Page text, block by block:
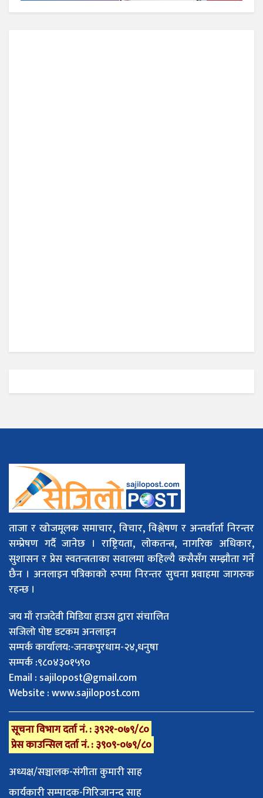
ताजा र खोजमूलक समाचार, विचार, विश्लेषण र अन्तर्वार्ता निरन्तर
सम्प्रेषण गर्दै जानेछ । राष्ट्रियता, लोकतन्त्र, नागरिक अधिकार,
सुशासन र प्रेस स्वतन्त्रताका सवालमा कहिल्यै कसैसँग सम्झौता गर्ने
छैन । अनलाइन पत्रिकाको रुपमा निरन्तर सुचना प्रवाहमा जागरुक
रहन्छ ।
जय माँ राजदेवी मिडिया हाउस द्वारा संचालित
सजिलो पोष्ट डटकम अनलाइन
सम्पर्क कार्यालय:-जनकपुरधाम-२४,धनुषा
सम्पर्क :९८०४३०१५९०
Email : sajilopost@gmail.com
Website : www.sajilopost.com
सूचना विभाग दर्ता नं. : ३९२१-०७९/८०
प्रेस काउन्सिल दर्ता नं. : ३९०९-०७९/८०
अध्यक्ष/सञ्चालक-संगीता कुमारी साह
कार्यकारी सम्पादक-गिरिजानन्द साह